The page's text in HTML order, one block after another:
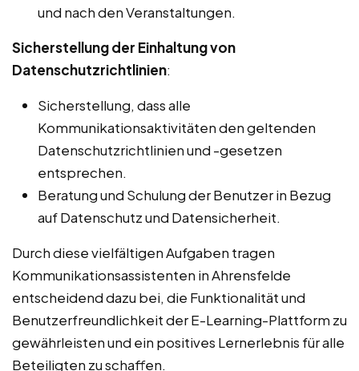
und nach den Veranstaltungen.
Sicherstellung der Einhaltung von
Datenschutzrichtlinien:
Sicherstellung, dass alle
Kommunikationsaktivitäten den geltenden
Datenschutzrichtlinien und -gesetzen
entsprechen.
Beratung und Schulung der Benutzer in Bezug
auf Datenschutz und Datensicherheit.
Durch diese vielfältigen Aufgaben tragen
Kommunikationsassistenten in Ahrensfelde
entscheidend dazu bei, die Funktionalität und
Benutzerfreundlichkeit der E-Learning-Plattform zu
gewährleisten und ein positives Lernerlebnis für alle
Beteiligten zu schaffen.